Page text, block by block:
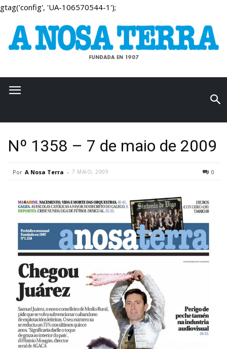
gtag('config', 'UA-106570544-1');
Nº 1358 – 7 de maio de 2009
Por A Nosa Terra - 7 MAIO, 2009 0